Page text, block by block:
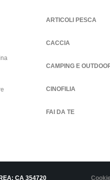
ARTICOLI PESCA
CACCIA
CAMPING E
CINOFILIA
FAI DA TE
CA 354720